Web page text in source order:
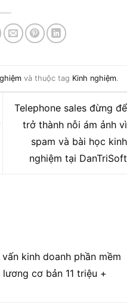
và thuộc tag Kinh nghiệm.
Telephone sales đừng để
trở thành nỗi ám ảnh vì
spam và bài học kinh
nghiệm tại DanTriSoft
kinh doanh phần mềm
cơ bản 11 triệu +